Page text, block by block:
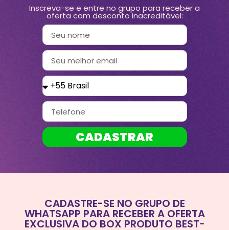
Inscreva-se e entre no grupo para receber a
oferta com desconto inacreditável:
CADASTRAR
CADASTRE-SE NO GRUPO DE
WHATSAPP PARA RECEBER A OFERTA
EXCLUSIVA DO BOX PRODUTO BEST-